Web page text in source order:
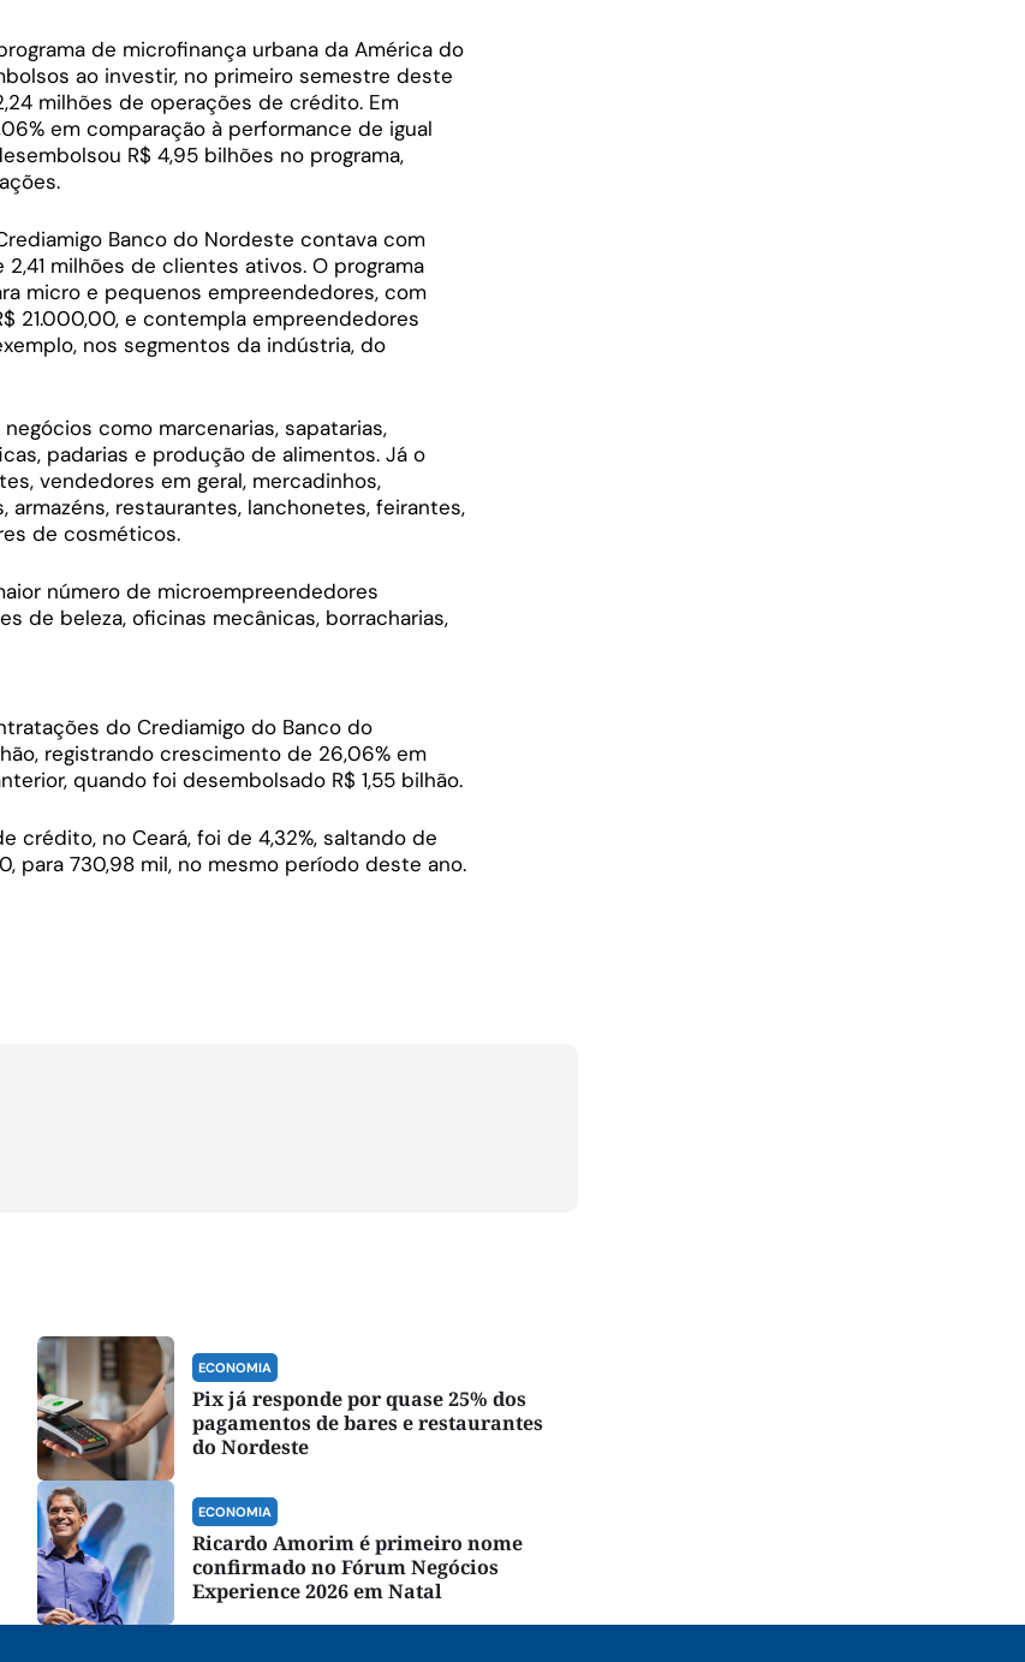
de microfinança urbana da América do
ao investir, no primeiro semestre deste
milhões de operações de crédito. Em
em comparação à performance de igual
R$ 4,95 bilhões no programa,
Banco do Nordeste contava com
milhões de clientes ativos. O programa
micro e pequenos empreendedores, com
21.000,00, e contempla empreendedores
nos segmentos da indústria, do
como marcenarias, sapatarias,
padarias e produção de alimentos. Já o
vendedores em geral, mercadinhos,
armazéns, restaurantes, lanchonetes, feirantes,
de cosméticos.
número de microempreendedores
de beleza, oficinas mecânicas, borracharias,
do Crediamigo do Banco do
registrando crescimento de 26,06% em
quando foi desembolsado R$ 1,55 bilhão.
crédito, no Ceará, foi de 4,32%, saltando de
para 730,98 mil, no mesmo período deste ano.
ECONOMIA
Pix já responde por quase 25% dos
pagamentos de bares e restaurantes
do Nordeste
ECONOMIA
Ricardo Amorim é primeiro nome
confirmado no Fórum Negócios
Experience 2026 em Natal